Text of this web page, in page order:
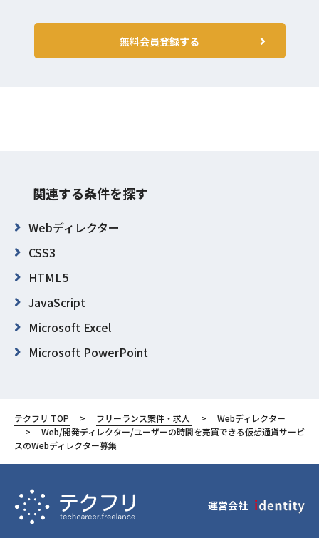
無料会員登録する
関連する条件を探す
Webディレクター
CSS3
HTML5
JavaScript
Microsoft Excel
Microsoft PowerPoint
テクフリ TOP フリーランス案件・求人
Webディレクター
Web/開発ディレクター/ユーザーの時間を売買できる仮想通貨サービ
スのWebディレクター募集
運営会社